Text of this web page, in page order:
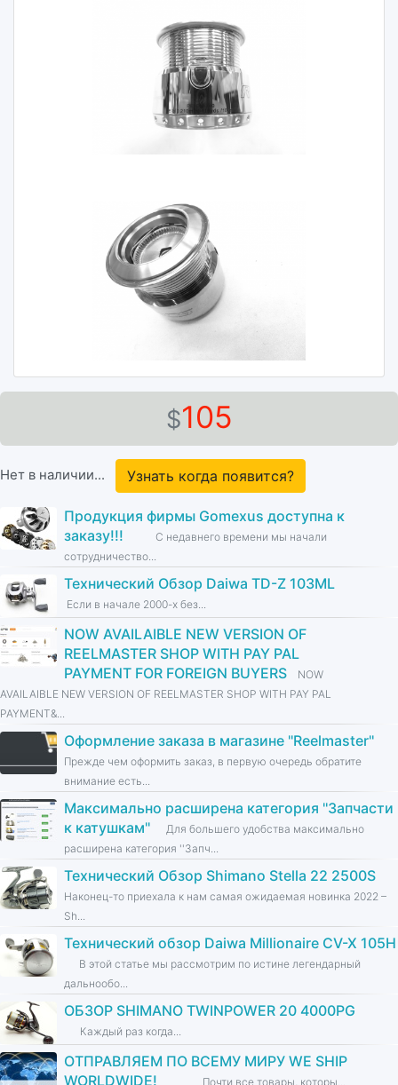
$105
Нет в наличии... Узнать когда появится?
Продукция фирмы Gomexus доступна к
заказу!!!
С недавнего времени мы начали
сотрудничество...
Технический Обзор Daiwa TD-Z 103ML
Если в начале 2000-х без...
NOW AVAILAIBLE NEW VERSION OF
REELMASTER SHOP WITH PAY PAL
PAYMENT FOR FOREIGN BUYERS
NOW
AVAILAIBLE NEW VERSION OF REELMASTER SHOP WITH PAY PAL
PAYMENT&...
Оформление заказа в магазине ''Reelmaster''
Прежде чем оформить заказ, в первую очередь обратите
внимание есть...
Максимально расширена категория ''Запчасти
к катушкам''
Для большего удобства максимально
расширена категория ''Запч...
Технический Обзор Shimano Stella 22 2500S
Наконец-то приехала к нам самая ожидаемая новинка 2022 –
Sh...
Технический обзор Daiwa Millionaire CV-X 105H
В этой статье мы рассмотрим по истине легендарный
дальнообо...
ОБЗОР SHIMANO TWINPOWER 20 4000PG
Каждый раз когда...
ОТПРАВЛЯЕМ ПО ВСЕМУ МИРУ WE SHIP
WORLDWIDE!
Почти все товары, которы...